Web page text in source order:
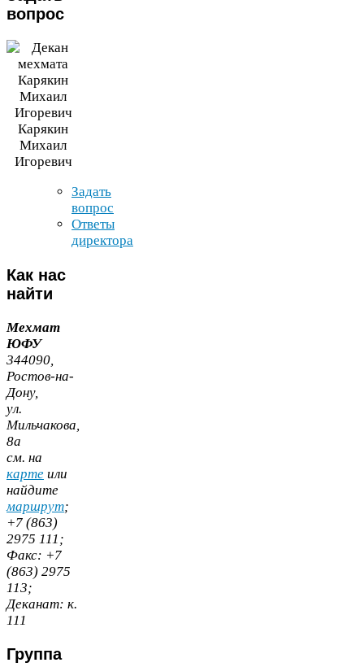
вопрос
Карякин
Михаил
Игоревич
Задать
вопрос
Ответы
директора
Как нас
найти
Мехмат
ЮФУ
344090,
Ростов-​на-​
Дону,
ул.
Мильчакова,
8а
cм. на
карте или
найдите
маршрут;
+7 (863)
2975 111;
Факс: +7
(863) 2975
113;
Деканат: к.
111
Группа